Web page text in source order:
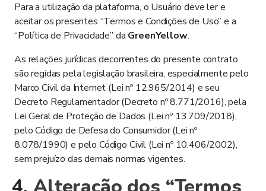
Para a utilização da plataforma, o Usuário deve ler e
aceitar os presentes “Termos e Condições de Uso” e a
“Política de Privacidade” da GreenYellow.
As relações jurídicas decorrentes do presente contrato
são regidas pela legislação brasileira, especialmente pelo
Marco Civil da Internet (Lei nº 12.965/2014) e seu
Decreto Regulamentador (Decreto nº 8.771/2016), pela
Lei Geral de Proteção de Dados (Lei nº 13.709/2018),
pelo Código de Defesa do Consumidor (Lei nº
8.078/1990) e pelo Código Civil (Lei nº 10.406/2002),
sem prejuízo das demais normas vigentes.